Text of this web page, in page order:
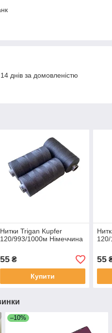
днів за домовленістю
Нитки Trigan Kupfer
120/993/1000м Німеччина
55₴
Купити
55
–10%